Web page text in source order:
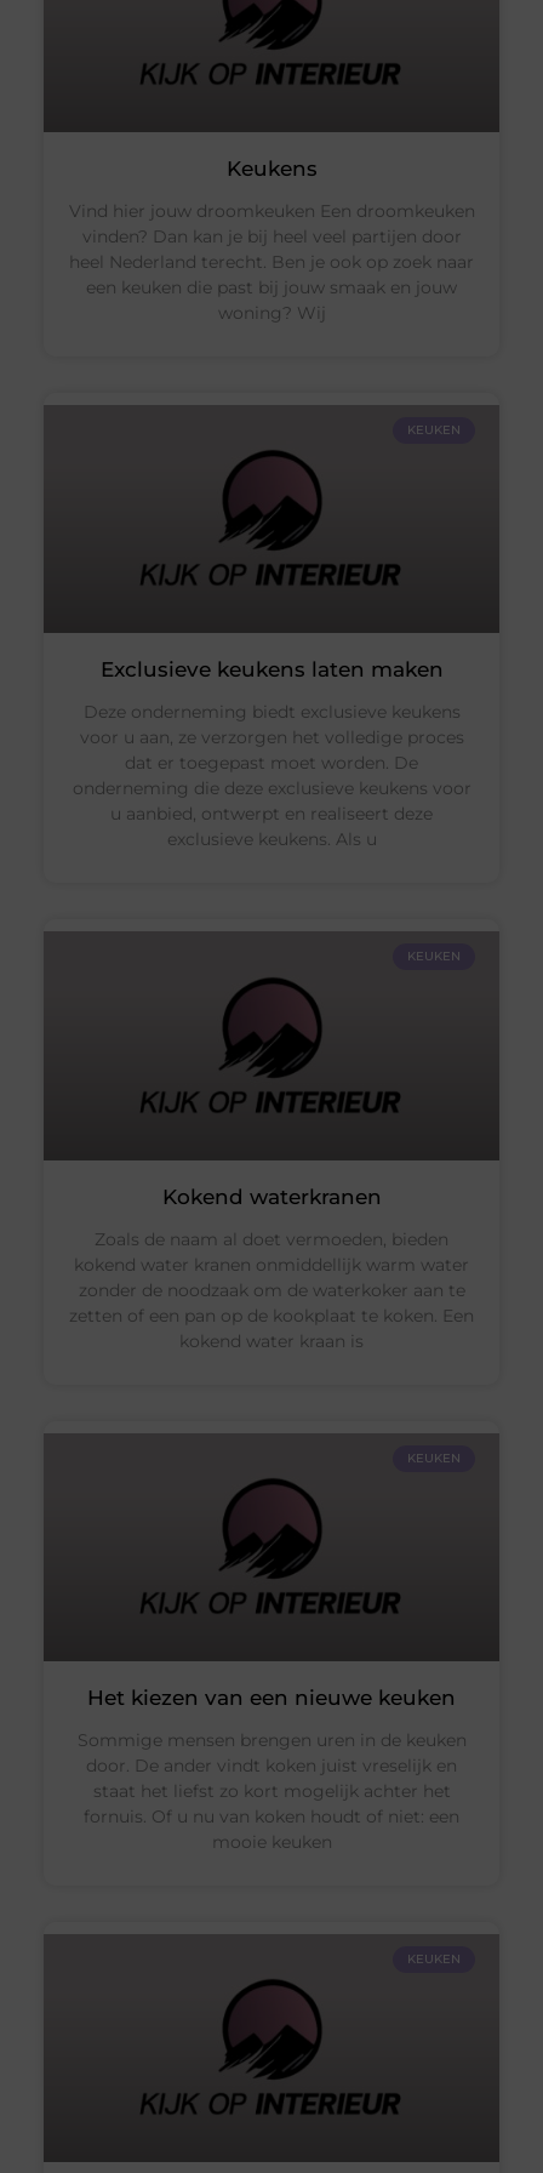
Keukens
Vind hier jouw droomkeuken Een droomkeuken
vinden? Dan kan je bij heel veel partijen door
heel Nederland terecht. Ben je ook op zoek naar
een keuken die past bij jouw smaak en jouw
woning? Wij
KEUKEN
Exclusieve keukens laten maken
Deze onderneming biedt exclusieve keukens
voor u aan, ze verzorgen het volledige proces
dat er toegepast moet worden. De
onderneming die deze exclusieve keukens voor
u aanbied, ontwerpt en realiseert deze
exclusieve keukens. Als u
KEUKEN
Kokend waterkranen
Zoals de naam al doet vermoeden, bieden
kokend water kranen onmiddellijk warm water
zonder de noodzaak om de waterkoker aan te
zetten of een pan op de kookplaat te koken. Een
kokend water kraan is
KEUKEN
Het kiezen van een nieuwe keuken
Sommige mensen brengen uren in de keuken
door. De ander vindt koken juist vreselijk en
staat het liefst zo kort mogelijk achter het
fornuis. Of u nu van koken houdt of niet: een
mooie keuken
KEUKEN